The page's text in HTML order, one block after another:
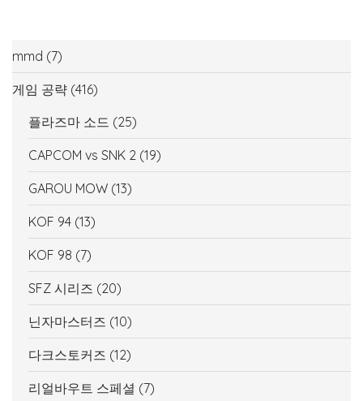
mmd (7)
게임 공략 (416)
플라즈마 소드 (25)
CAPCOM vs SNK 2 (19)
GAROU MOW (13)
KOF 94 (13)
KOF 98 (7)
SFZ 시리즈 (20)
닌자마스터즈 (10)
다크스토커즈 (12)
리얼바우트 스페셜 (7)